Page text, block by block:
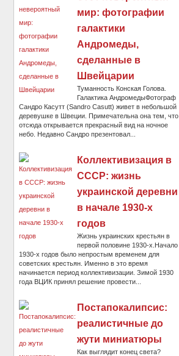
мир: фотографии
галактики
Андромеды,
сделанные в
Швейцарии
Туманность Конская Голова.
Галактика АндромедыФотограф
Сандро Касутт (Sandro Casutt) живет в небольшой
деревушке в Швеции. Примечательна она тем, что
отсюда открывается прекрасный вид на ночное
небо. Недавно Сандро презентовал...
Коллективизация в
СССР: жизнь
украинской деревни
в начале 1930-х
годов
Жизнь украинских крестьян в
первой половине 1930-х.Начало
1930-х годов было непростым временем для
советских крестьян. Именно в это время
начинается период коллективизации. Зимой 1930
года ВЦИК принял решение провести...
Постапокалипсис:
реалистичные до
жути миниатюры
Как выглядит конец света?